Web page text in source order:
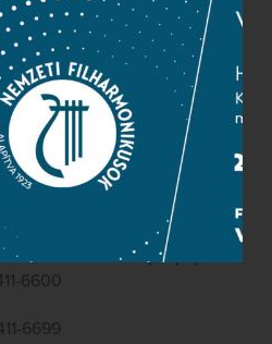
Marcell u. 1. (Müpa)
6600
6699